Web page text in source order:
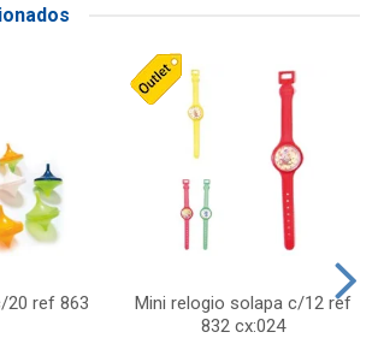
20 ref 863
Mini relogio solapa c/12 ref
832 cx:024